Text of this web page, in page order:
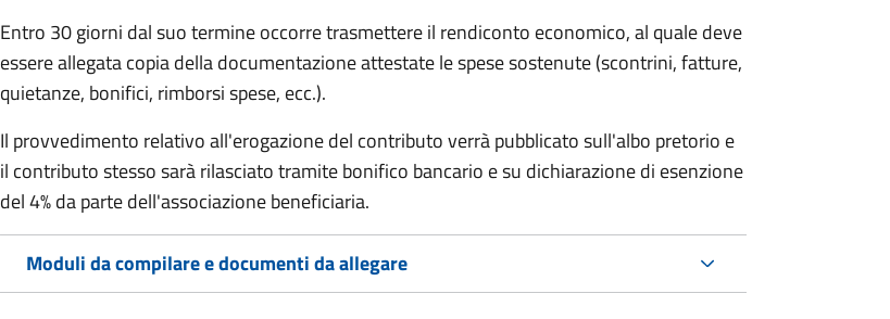
Entro 30 giorni dal suo termine occorre trasmettere il rendiconto economico, al quale deve
essere allegata copia della documentazione attestate le spese sostenute (scontrini, fatture,
quietanze, bonifici, rimborsi spese, ecc.).
Il provvedimento relativo all'erogazione del contributo verrà pubblicatosull'albo pretorio e
il contributo stesso sarà rilasciato tramite bonifico bancario e su dichiarazione di esenzione
del 4% da parte dell'associazione beneficiaria.
Moduli da compilare e documenti da allegare